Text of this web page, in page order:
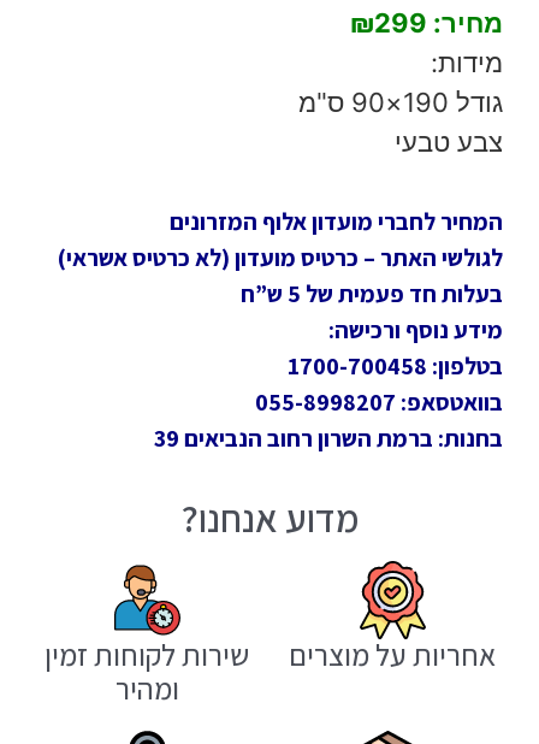
מחיר: ₪299
מידות:
גודל 190×90 ס"מ
צבע טבעי
המחיר לחברי מועדון אלוף המזרונים
לגולשי האתר – כרטיס מועדון (לא כרטיס אשראי)
בעלות חד פעמית של 5 ש”ח
מידע נוסף ורכישה:
בטלפון: 1700-700458
בוואטסאפ: 055-8998207
בחנות: ברמת השרון רחוב הנביאים 39
מדוע אנחנו?
אחריות על מוצרים
שירות לקוחות זמין
ומהיר